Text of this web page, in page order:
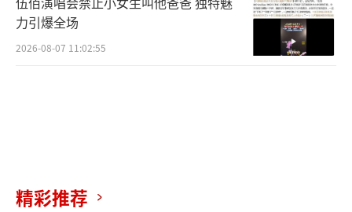
力引爆全场
2026-08-07 11:02:55
精彩推荐